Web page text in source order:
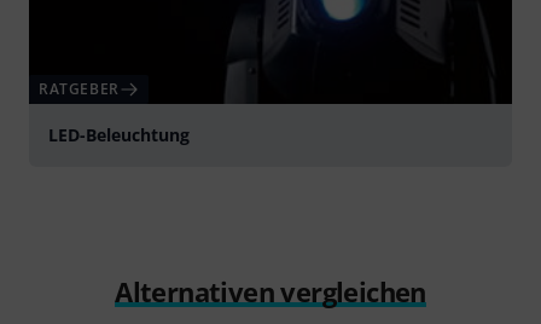
RATGEBER
LED-Beleuchtung
Alternativen vergleichen